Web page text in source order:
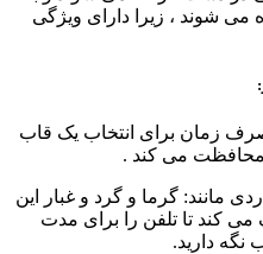
شوند ، زیرا دارای ویژگی
زمان برای انتخاب یک قاب
محافظت می کند .
مانند: گرما و گرد و غبار این
کند تا تلفن را برای مدت
دارید.